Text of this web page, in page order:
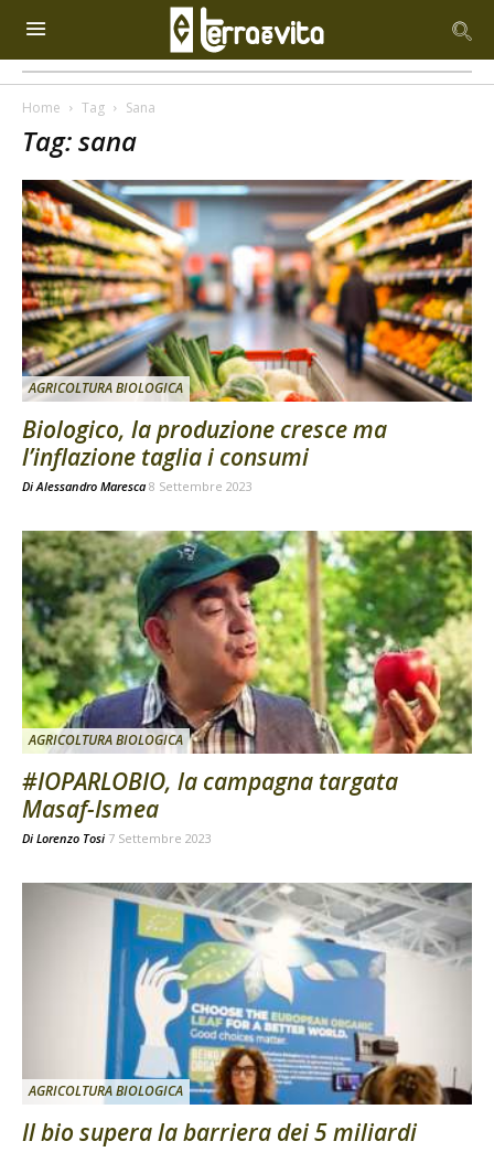
Home Tag Sana
Tag: sana
AGRICOLTURA BIOLOGICA
Biologico, la produzione cresce ma
l’inflazione taglia i consumi
DiAlessandro Maresca 8 Settembre 2023
AGRICOLTURA BIOLOGICA
#IOPARLOBIO, la campagna targata
Masaf-Ismea
Di Lorenzo Tosi 7 Settembre 2023
AGRICOLTURA BIOLOGICA
Il bio supera la barriera dei 5 miliardi